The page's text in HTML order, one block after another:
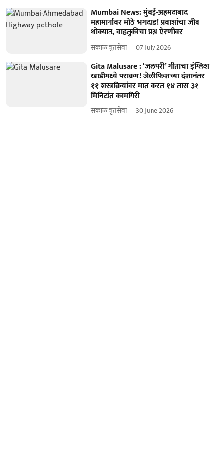
Mumbai News: मुंबई-अहमदाबाद
महामार्गावर मोठे भगदाड! प्रवाशांचा जीव
धोक्यात, वाहतुकीचा प्रश्न ऐरणीवर
सकाळ वृत्तसेवा 07 July 2026
Gita Malusare : ‘जलपरी’ गीताचा इंग्लिश
खाडीमध्ये पराक्रम! जेलीफिशच्या दंशानंतर
११ शस्त्रक्रियांवर मात करत १४ तास ३१
मिनिटांत कामगिरी
सकाळ वृत्तसेवा 30 June 2026